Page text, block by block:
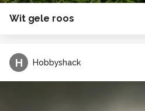
Wit gele roos
H Hobbyshack